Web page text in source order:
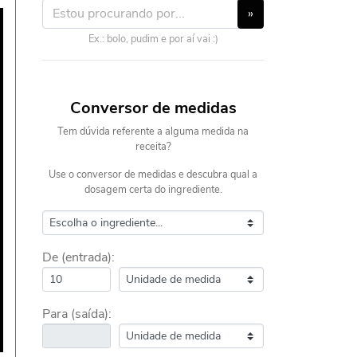
»
Ex.: bolo, pudim e por aí vai :)
Conversor de medidas
Tem dúvida referente a alguma medida na
receita?
Use o conversor de medidas e descubra qual a
dosagem certa do ingrediente.
De (entrada):
Para (saída):